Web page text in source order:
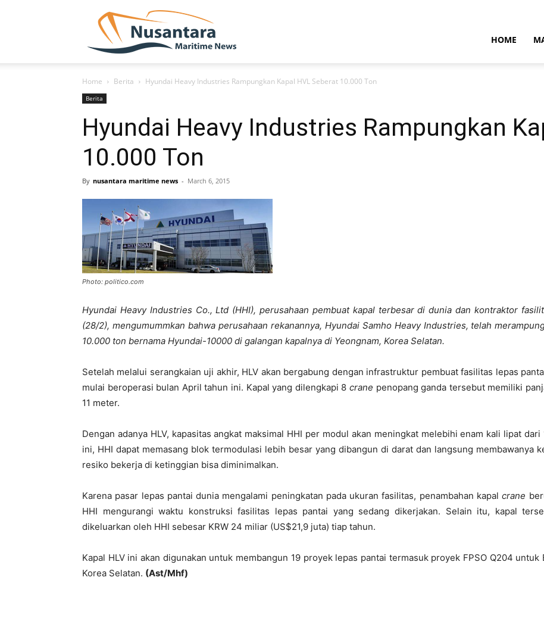
HOME
Home Berita Hyundai Heavy Industries Rampungkan Kapal HVL Seberat 10.000 Ton
Berita
Hyundai Heavy Industries Rampungkan
10.000 Ton
By nusantara maritime news - March 6, 2015
Photo: politico.com
Hyundai Heavy Industries Co., Ltd (HHI), perusahaan pembuat kapal terbesar di dunia dan kontraktor
(28/2), mengumummkan bahwa perusahaan rekanannya, Hyundai Samho Heavy Industries, telah
10.000 ton bernama Hyundai-10000 di galangan kapalnya di Yeongnam, Korea Selatan.
Setelah melalui serangkaian uji akhir, HLV akan bergabung dengan infrastruktur pembuat fasilitas lepas
mulai beroperasi bulan April tahun ini. Kapal yang dilengkapi 8 crane penopang ganda tersebut memiliki
11 meter.
Dengan adanya HLV, kapasitas angkat maksimal HHI per modul akan meningkat melebihi enam kali lipat
ini, HHI dapat memasang blok termodulasi lebih besar yang dibangun di darat dan langsung membawanya
resiko bekerja di ketinggian bisa diminimalkan.
Karena pasar lepas pantai dunia mengalami peningkatan pada ukuran fasilitas, penambahan kapalcrane
HHI mengurangi waktu konstruksi fasilitas lepas pantai yang sedang dikerjakan. Selain itu, kapal
dikeluarkan oleh HHI sebesar KRW 24 miliar (US$21,9 juta) tiap tahun.
Kapal HLV ini akan digunakan untuk membangun 19 proyek lepas pantai termasuk proyek FPSO Q204
Korea Selatan. (Ast/Mhf)